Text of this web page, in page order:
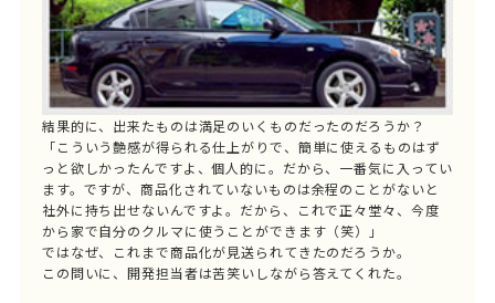
結果的に、出来たものは満足のいくものだったのだろうか？
「こういう艶感が得られる仕上がりで、簡単に使えるものはず
っと欲しかったんですよ、個人的に。だから、一番気に入ってい
ます。ですが、商品化されていないものは余程のことがないと
社外に持ち出せないんですよ。だから、これで正々堂々、今度
から家で自分のクルマに使うことができます（笑）」
ではなぜ、これまで商品化が見送られてきたのだろうか。
この問いに、開発担当者は苦笑いしながら答えてくれた。